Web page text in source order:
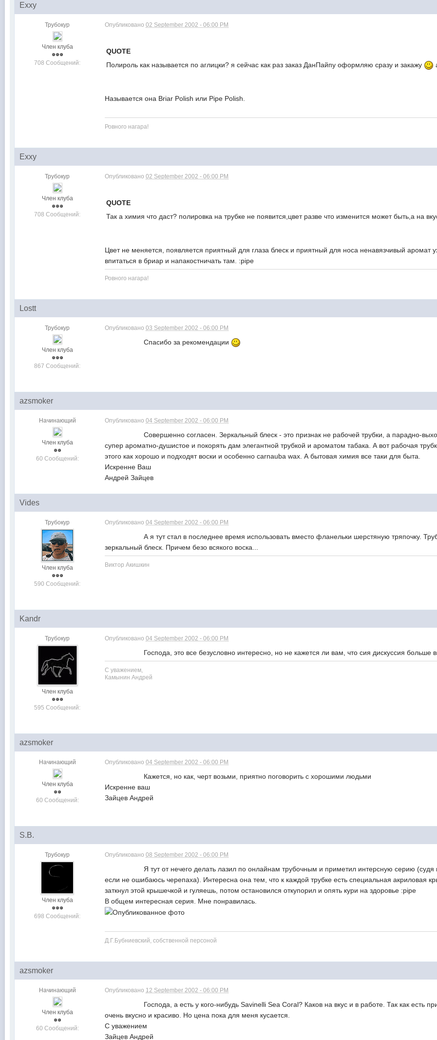
Exxy
Трубокур
Член клуба
708 Сообщений:
Опубликовано02 September 2002 - 06:00 PM
QUOTE
Полироль как называется по аглицки? я сейчас как раз заказ ДанПайпу оформляю сразу и закажу
Называется она Briar Polish или Pipe Polish.
Ровного нагара!
Exxy
Трубокур
Член клуба
708 Сообщений:
Опубликовано02 September 2002 - 06:00 PM
QUOTE
Так а химия что даст? полировка на трубке не появится,цвет разве что изменится может быть,а на
Цвет не меняется, появляется приятный для глаза блеск и приятный для носа ненавязчивый аромат
впитаться в бриар и напакостничать там. :pipe
Ровного нагара!
Lostt
Трубокур
Член клуба
867 Сообщений:
Опубликовано03 September 2002 - 06:00 PM
Спасибо за рекомендации
azsmoker
Начинающий
Член клуба
60 Сообщений:
Опубликовано04 September 2002 - 06:00 PM
Совершенно согласен. Зеркальный блеск - это признак не рабочей трубки, а парадно-
супер ароматно-душистое и покорять дам элегантной трубкой и ароматом табака. А вот рабочая
этого как хорошо и подходят воски и особенно carnauba wax. А бытовая химия все таки для быта.
Искренне Ваш
Андрей Зайцев
Vides
Трубокур
Член клуба
590 Сообщений:
Опубликовано04 September 2002 - 06:00 PM
А я тут стал в последнее время использовать вместо фланельки шерстяную тряпочку.
зеркальный блеск. Причем безо всякого воска...
Виктор Акишкин
Kandr
Трубокур
Член клуба
595 Сообщений:
Опубликовано04 September 2002 - 06:00 PM
Господа, это все безусловно интересно, но не кажется ли вам, что сия дискуссия больше
С уважением,
Камынин Андрей
azsmoker
Начинающий
Член клуба
60 Сообщений:
Опубликовано04 September 2002 - 06:00 PM
Кажется, но как, черт возьми, приятно поговорить с хорошими людьми
Искренне ваш
Зайцев Андрей
S.B.
Трубокур
Член клуба
698 Сообщений:
Опубликовано08 September 2002 - 06:00 PM
Я тут от нечего делать лазил по онлайнам трубочным и приметил интерсную серию (судя
если не ошибаюсь черепаха). Интересна она тем, что к каждой трубке есть специальная акриловая
заткнул этой крышечкой и гуляешь, потом остановился откупорил и опять кури на здоровье :pipe
В общем интересная серия. Мне понравилась.
Д.Г.Бубниевский, собственной персоной
azsmoker
Начинающий
Член клуба
60 Сообщений:
Опубликовано 12 September 2002 - 06:00 PM
Господа, а есть у кого-нибудь Savinelli Sea Coral? Каков на вкус и в работе. Так как есть
очень вкусно и красиво. Но цена пока для меня кусается.
С уважением
Зайцев Андрей